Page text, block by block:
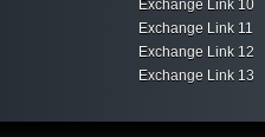
Exchange Link 10
Exchange Link 11
Exchange Link 12
Exchange Link 13